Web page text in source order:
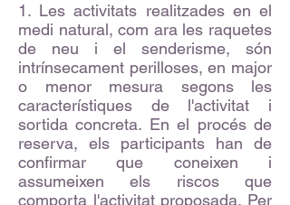
1. Les activitats realitzades en el
medi natural, com ara les raquetes
de neu i el senderisme, són
intrínsecament perilloses, en major
o menor mesura segons les
característiques de l'activitat i
sortida concreta. En el procés de
reserva, els participants han de
confirmar que coneixen i
assumeixen els riscos que
comporta l'activitat proposada. Per